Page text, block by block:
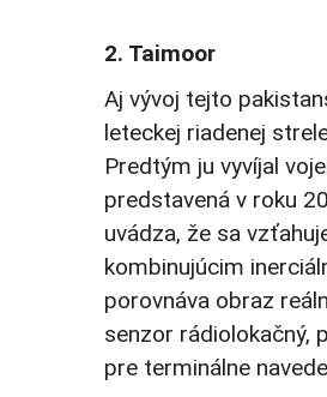
2. Taimoor
Aj vývoj tejto
leteckej riadenej
Predtým ju vyvíjal
predstavená v roku
uvádza, že sa
kombinujúcim
porovnáva obraz
senzor rádiolokačný,
pre terminálne